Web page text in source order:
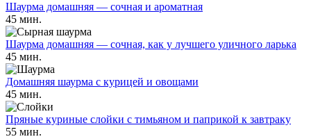
Шаурма домашняя — сочная и ароматная
45 мин.
Шаурма домашняя — сочная, как у лучшего уличного ларька
45 мин.
Домашняя шаурма с курицей и овощами
45 мин.
Пряные куриные слойки с тимьяном и паприкой к завтраку
55 мин.